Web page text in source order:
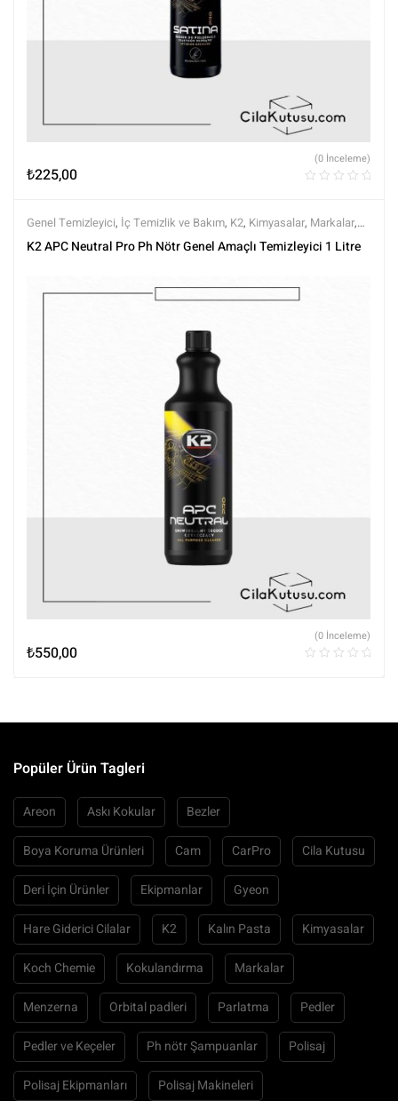
₺225,00
(0 İnceleme)
Genel Temizleyici, İç Temizlik ve Bakım, K2, Kimyasalar, Markalar,
Tüm Ürünler,Tüm Ürünler
K2 APC Neutral Pro Ph Nötr Genel Amaçlı Temizleyici 1 Litre
₺550,00
(0 İnceleme)
Popüler Ürün Tagleri
Areon Askı Kokular Bezler
Boya Koruma Ürünleri Cam CarPro Cila Kutusu
Deri İçin Ürünler Ekipmanlar Gyeon
Hare Giderici Cilalar K2 Kalın Pasta Kimyasalar
Koch Chemie Kokulandırma Markalar
Menzerna Orbital padleri Parlatma Pedler
Pedler ve Keçeler Ph nötr Şampuanlar Polisaj
Polisaj Ekipmanları Polisaj Makineleri